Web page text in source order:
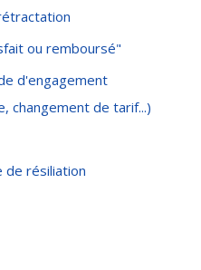
ou remboursé"
d'engagement
changement de tarif...)
résiliation